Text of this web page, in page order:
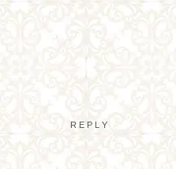
REPLY